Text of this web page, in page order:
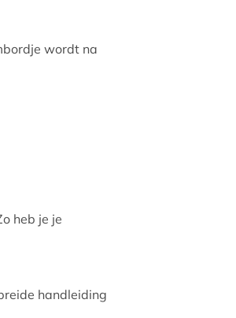
wordt na
heb je je
handleiding